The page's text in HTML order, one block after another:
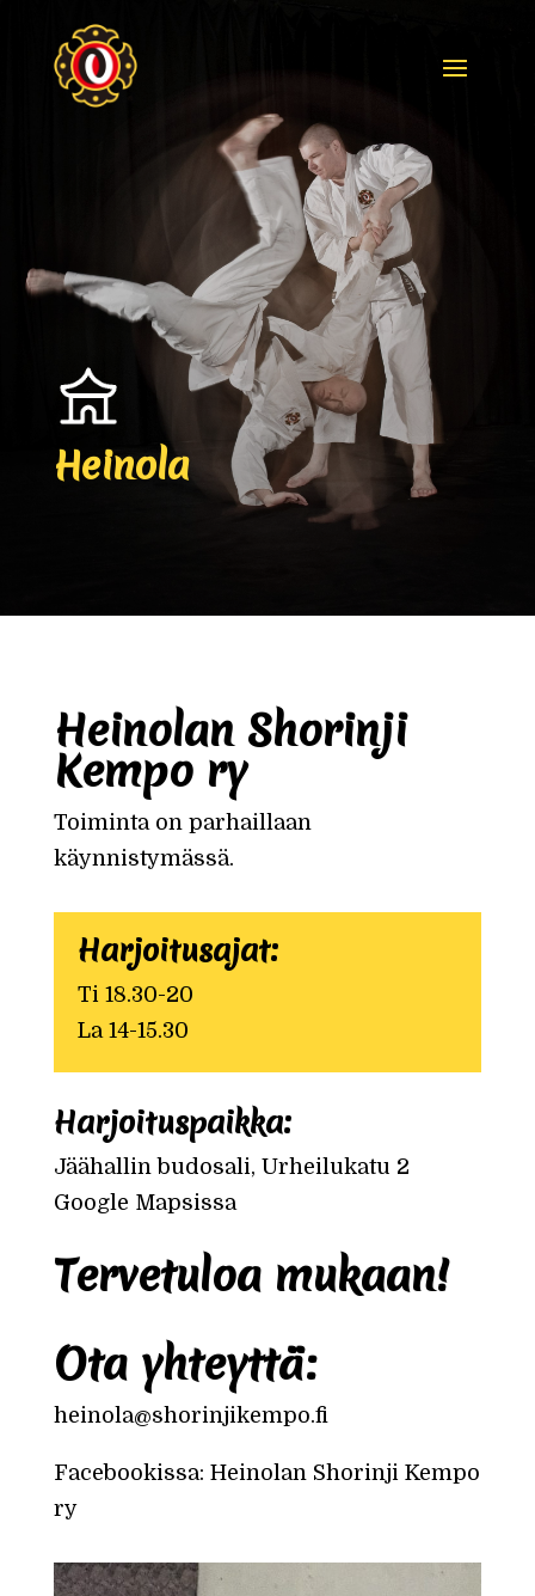
Skip To Content
Heinola
Heinolan Shorinji
Kempo ry
Toiminta on parhaillaan
käynnistymässä.
Harjoitusajat:
Ti 18.30-20
La 14-15.30
Harjoituspaikka:
Jäähallin budosali, Urheilukatu 2
Google Mapsissa
Tervetuloa mukaan!
Ota yhteyttä:
heinola@shorinjikempo.fi
Facebookissa: Heinolan Shorinji Kempo
ry